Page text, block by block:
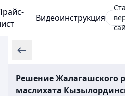
Видеоинструкция
Решение Жалагашского
маслихата